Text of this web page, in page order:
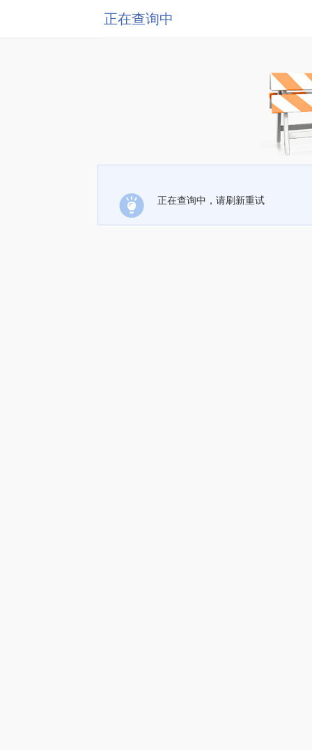
正在查询中
正在查询中，请刷新重试